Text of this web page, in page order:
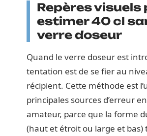
Repères visuels
estimer 40 cl
verre doseur
Quand le verre doseur est
tentation est de se fier au
récipient. Cette méthode est
principales sources d’erreur
amateur, parce que la forme
(haut et étroit ou large et bas)